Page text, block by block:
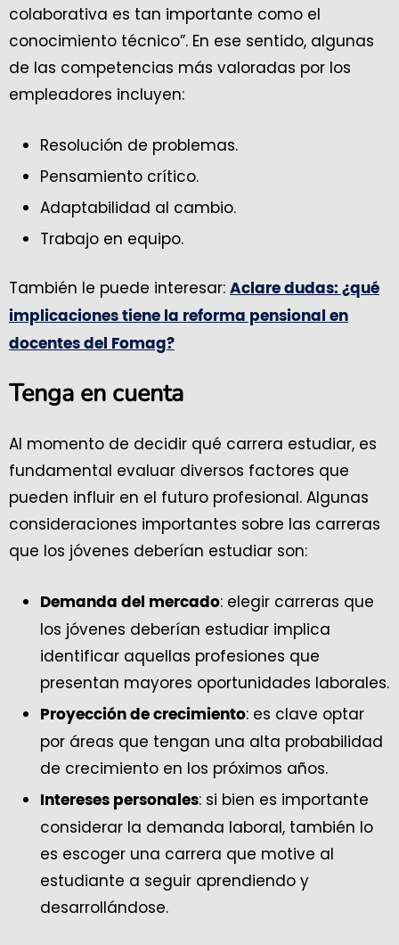
colaborativa es tan importante como el
conocimiento técnico”. En ese sentido, algunas
de las competencias más valoradas por los
empleadores incluyen:
Resolución de problemas.
Pensamiento crítico.
Adaptabilidad al cambio.
Trabajo en equipo.
También le puede interesar: Aclare dudas: ¿qué
implicaciones tiene la reforma pensional en
docentes del Fomag?
Tenga en cuenta
Al momento de decidir qué carrera estudiar, es
fundamental evaluar diversos factores que
pueden influir en el futuro profesional. Algunas
consideraciones importantes sobre las carreras
que los jóvenes deberían estudiar son:
Demanda del mercado: elegir carreras que
los jóvenes deberían estudiar implica
identificar aquellas profesiones que
presentan mayores oportunidades laborales.
Proyección de crecimiento: es clave optar
por áreas que tengan una alta probabilidad
de crecimiento en los próximos años.
Intereses personales: si bien es importante
considerar la demanda laboral, también lo
es escoger una carrera que motive al
estudiante a seguir aprendiendo y
desarrollándose.